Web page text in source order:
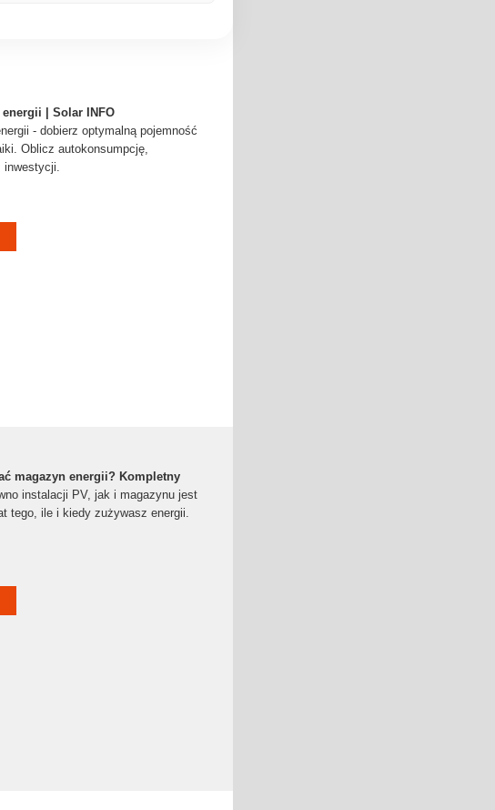
| Solar INFO
- dobierz optymalną pojemność
Oblicz autokonsumpcję,
inwestycji.
magazyn energii? Kompletny
instalacji PV, jak i magazynu jest
tego, ile i kiedy zużywasz energii.